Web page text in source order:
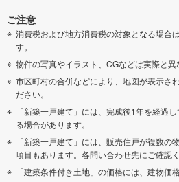
ご注意
消費税および地方消費税の対象となる場合
す。
物件の写真やイラスト、CGなどは実際と異
市区町村の合併などにより、地図が表示さ
ださい。
「新築一戸建て」には、完成後1年を経過
る場合があります。
「新築一戸建て」には、販売住戸が複数の
項目もあります。各問い合わせ先にご確認く
「建築条件付き土地」の価格には、建物価